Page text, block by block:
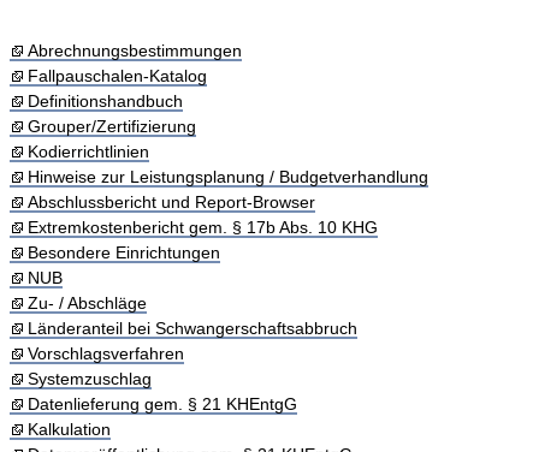
Abrechnungsbestimmungen
Fallpauschalen-Katalog
Definitionshandbuch
Grouper/Zertifizierung
Kodierrichtlinien
Hinweise zur Leistungsplanung / Budgetverhandlung
Abschlussbericht und Report-Browser
Extremkostenbericht gem. § 17b Abs. 10 KHG
Besondere Einrichtungen
NUB
Zu- / Abschläge
Länderanteil bei Schwangerschaftsabbruch
Vorschlagsverfahren
Systemzuschlag
Datenlieferung gem. § 21 KHEntgG
Kalkulation